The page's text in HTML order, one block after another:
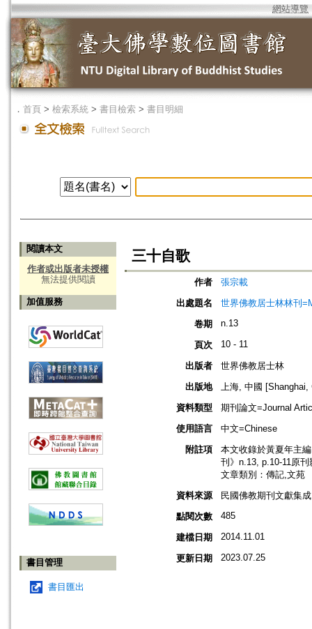
網站導覽
． 首頁 > 檢索系統 > 書目檢索 > 書目明細
閱讀本文
作者或出版者未授權
無法提供閱讀
加值服務
書目管理
書目匯出
三十自歌
作者
張宗載
出處題名
世界佛教居士林林刊
卷期
n.13
頁次 10 - 11
出版者
世界佛教居士林
出版地
上海, 中國 [Shanghai,
資料類型
期刊論文=Journal
使用語言
中文=Chinese
附註項
本文收錄於黃夏年主
刊》n.13, p.10-11原刊
文章類別：傳記,文苑
資料來源
民國佛教期刊文獻集
點閱次數
485
建檔日期 2014.11.01
更新日期 2023.07.25